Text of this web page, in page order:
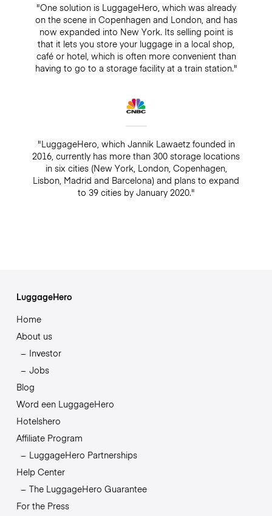
"One solution is LuggageHero, which was already
on the scene in Copenhagen and London, and has
now expanded into New York. Its selling point is
that it lets you store your luggage in a local shop,
café or hotel, which is often more convenient than
having to go to a storage facility at a train station."
"LuggageHero, which Jannik Lawaetz founded in
2016, currently has more than 300 storage locations
in six cities (New York, London, Copenhagen,
Lisbon, Madrid and Barcelona) and plans to expand
to 39 cities by January 2020."
LuggageHero
Home
About us
Investor
Jobs
Blog
Word een LuggageHero
Hotelshero
Affiliate Program
LuggageHero Partnerships
Help Center
The LuggageHero Guarantee
For the Press